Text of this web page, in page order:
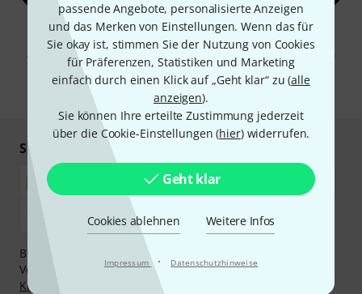
passende Angebote, personalisierte Anzeigen
und das Merken von Einstellungen. Wenn das für
Sie okay ist, stimmen Sie der Nutzung von Cookies
für Präferenzen, Statistiken und Marketing
einfach durch einen Klick auf „Geht klar“ zu (alle
anzeigen).
Sie können Ihre erteilte Zustimmung jederzeit
über die Cookie-Einstellungen (hier) widerrufen.
Geht klar
Cookies ablehnen Weitere Infos
Impressum · Datenschutzhinweise
Mit Klick auf „Jetzt anmelden“ stimmen Sie dem Erhalt von E-Mail-
Werbung und einer Messung des E-Mail-Nutzungsverhaltens zu. Die
Abmeldung ist jederzeit möglich. Weitere Informationen finden Sie in
unserenDatenschutzhinweisen.
* Pflichtfeld
Sicher einkaufen & bezahlen
Bezahlen Sie vertraulich und sicher per Nachnahme,
Vorkasse, PayPal, Amazon Pay,Klarna Sofort bezahlen
Klarna Ratenzahlung
oder Kreditkarte.